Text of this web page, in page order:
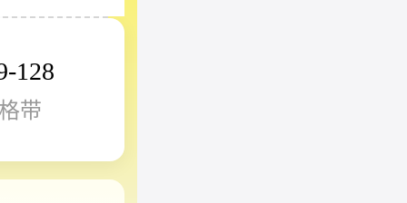
128
带